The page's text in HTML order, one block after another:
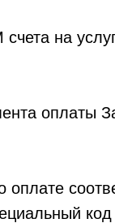
на
оплаты
оплате